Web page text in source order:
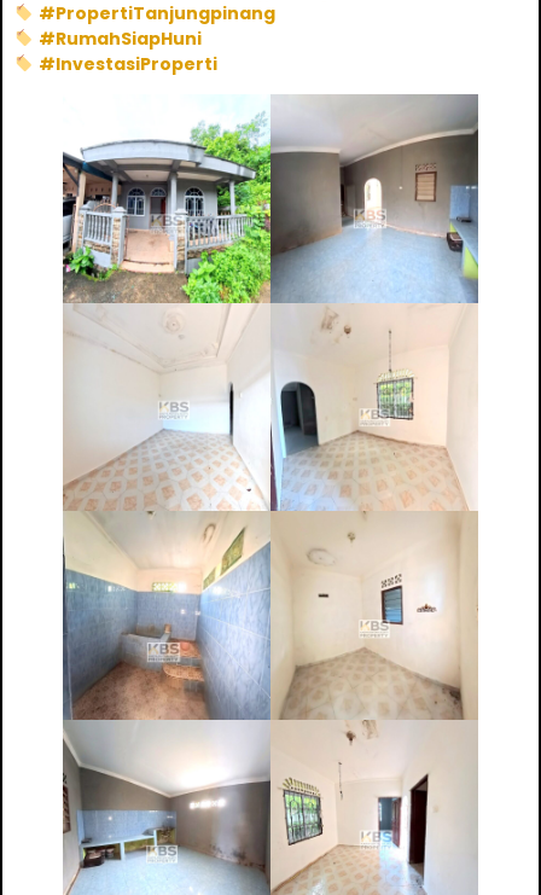
#PropertiTanjungpinang
#RumahSiapHuni
#InvestasiProperti